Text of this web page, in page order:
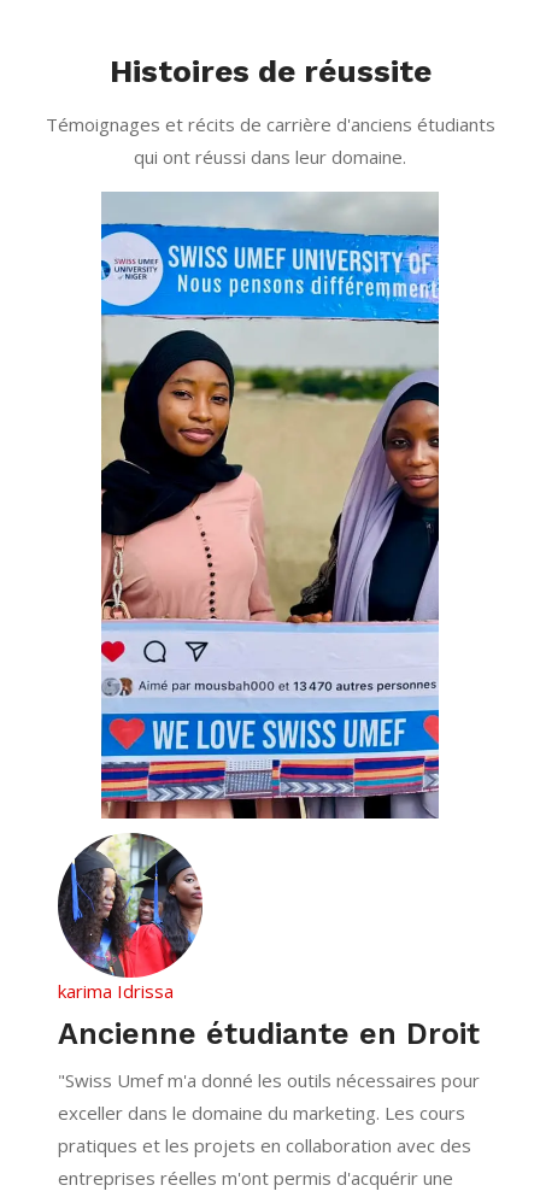
Histoires de réussite
Témoignages et récits de carrière d'anciens étudiants
qui ont réussi dans leur domaine.
karima Idrissa
Ancienne étudiante en Droit
"Swiss Umef m'a donné les outils nécessaires pour
exceller dans le domaine du marketing. Les cours
pratiques et les projets en collaboration avec des
entreprises réelles m'ont permis d'acquérir une